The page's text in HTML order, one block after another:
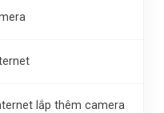
lắp thêm camera